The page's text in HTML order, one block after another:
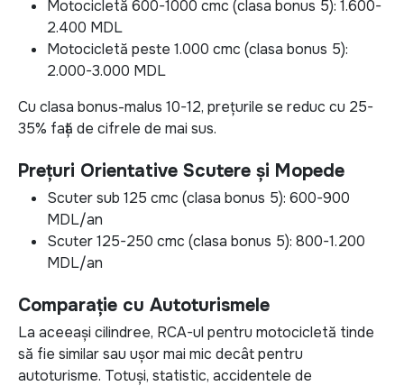
Motocicletă 600-1000 cmc (clasa bonus 5): 1.600-
2.400 MDL
Motocicletă peste 1.000 cmc (clasa bonus 5):
2.000-3.000 MDL
Cu clasa bonus-malus 10-12, prețurile se reduc cu 25-
35% față de cifrele de mai sus.
Prețuri Orientative Scutere și Mopede
Scuter sub 125 cmc (clasa bonus 5): 600-900
MDL/an
Scuter 125-250 cmc (clasa bonus 5): 800-1.200
MDL/an
Comparație cu Autoturismele
La aceeași cilindree, RCA-ul pentru motocicletă tinde
să fie similar sau ușor mai mic decât pentru
autoturisme. Totuși, statistic, accidentele de